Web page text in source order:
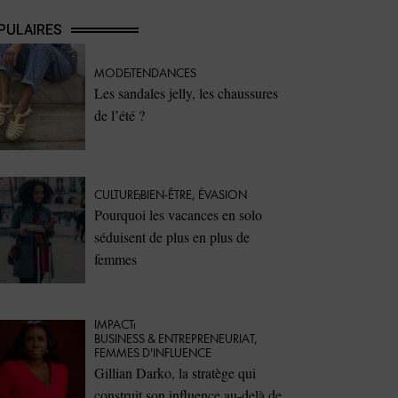
MODETENDANCES
Les sandales jelly, les chaussures
de l’été ?
CULTUREBIEN-ÊTRE, ÉVASION
Pourquoi les vacances en solo
séduisent de plus en plus de
femmes
IMPACT
⁠BUSINESS & ENTREPRENEURIAT ,
FEMMES D'INFLUENCE
Gillian Darko, la stratège qui